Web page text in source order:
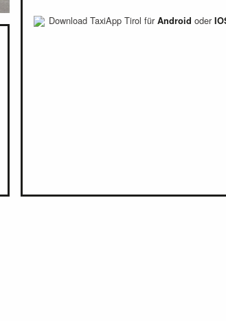
Download TaxiApp Tirol fürAndroid oder